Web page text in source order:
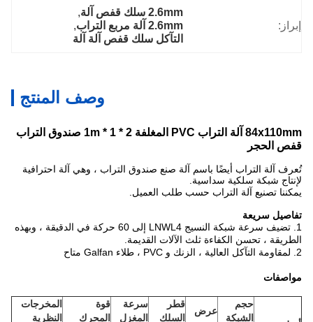
إبراز:
2.6mm سلك قفص آلة
,
2.6mm آلة مربع التراب
,
التآكل سلك قفص آلة آلة
وصف المنتج
84x110mm آلة التراب PVC المغلفة 2 * 1 * 1m صندوق التراب
قفص الحجر
تُعرف آلة التراب أيضًا باسم آلة صنع صندوق التراب ، وهي آلة احترافية
لإنتاج شبكة سلكية سداسية.
يمكننا تصنيع آلة التراب حسب طلب العميل.
تفاصيل سريعة
تضيف سرعة شبكة النسيج LNWL4 إلى 60 حركة في الدقيقة ، وبهذه
الطريقة ، تحسن الكفاءة ثلث الآلات القديمة.
لمقاومة التآكل العالية ، الزنك و PVC ، طلاء Galfan متاح
مواصفات
حجم
الشبكة
عرض
قطر
السلك
سرعة
المغزل
قوة
المحرك
المخرجات
النظرية